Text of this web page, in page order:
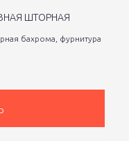
ШТОРНАЯ
бахрома, фурнитура